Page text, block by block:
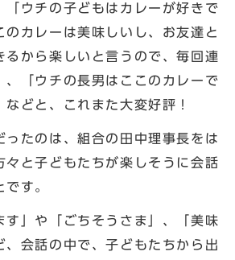
「ウチの子どもはカレーが好きで
のカレーは美味しいし、お友達と
るから楽しいと言うので、毎回連
、「ウチの長男はここのカレーで
などと、これまた大変好評！
たのは、組合の田中理事長をは
々と子どもたちが楽しそうに会話
す。
」や「ごちそうさま」、「美味
、会話の中で、子どもたちから出